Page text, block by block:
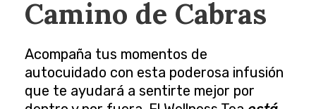
Camino de Cabras
Acompaña tus momentos de
autocuidado con esta poderosa infusión
que te ayudará a sentirte mejor por